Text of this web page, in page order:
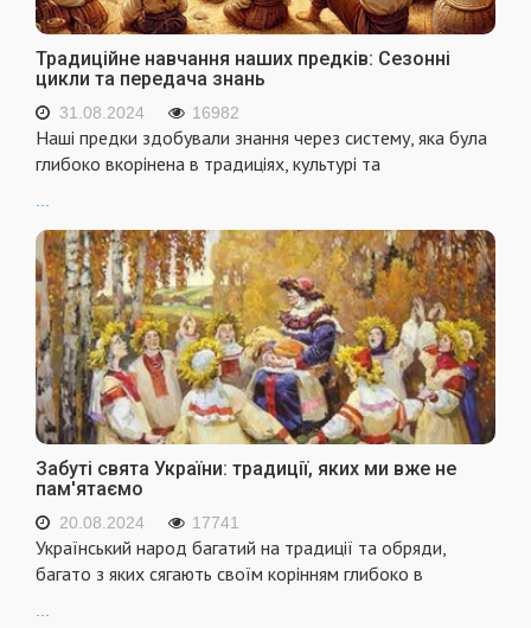
Традиційне навчання наших предків: Сезонні
цикли та передача знань
31.08.2024 16982
Наші предки здобували знання через систему, яка була
глибоко вкорінена в традиціях, культурі та
...
Забуті свята України: традиції, яких ми вже не
пам'ятаємо
20.08.2024 17741
Український народ багатий на традиції та обряди,
багато з яких сягають своїм корінням глибоко в